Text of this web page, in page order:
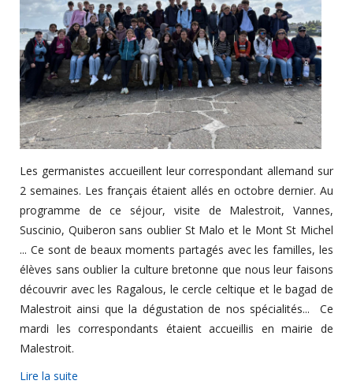
Les germanistes accueillent leur correspondant allemand sur
2 semaines. Les français étaient allés en octobre dernier. Au
programme de ce séjour, visite de Malestroit, Vannes,
Suscinio, Quiberon sans oublier St Malo et le Mont St Michel
... Ce sont de beaux moments partagés avec les familles, les
élèves sans oublier la culture bretonne que nous leur faisons
découvrir avec les Ragalous, le cercle celtique et le bagad de
Malestroit ainsi que la dégustation de nos spécialités... Ce
mardi les correspondants étaient accueillis en mairie de
Malestroit.
Lire la suite